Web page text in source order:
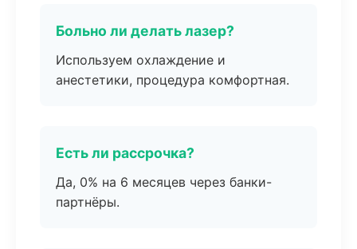
Больно ли делать лазер?
Используем охлаждение и
анестетики, процедура комфортная.
Есть ли рассрочка?
Да, 0% на 6 месяцев через банки-
партнёры.